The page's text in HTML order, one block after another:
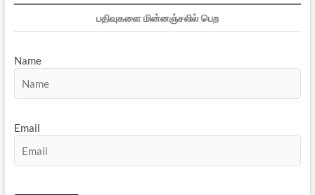
பதிவுகளை மின்னஞ்சலில் பெற
Name
Email